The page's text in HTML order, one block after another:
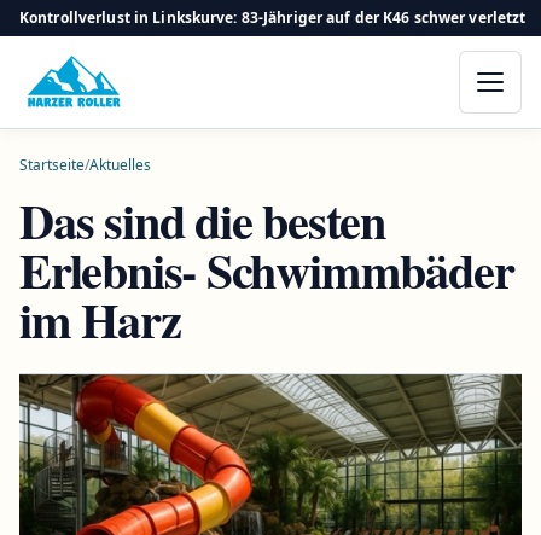
Kontrollverlust in Linkskurve: 83-Jähriger auf der K46 schwer verletzt
Startseite/Aktuelles
Das sind die besten
Erlebnis- Schwimmbäder
im Harz